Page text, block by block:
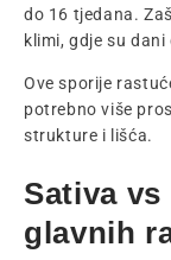
do 16 tjedana.
klimi, gdje su
Ove sporije
potrebno više
strukture i lišća.
Sativa vs
glavnih